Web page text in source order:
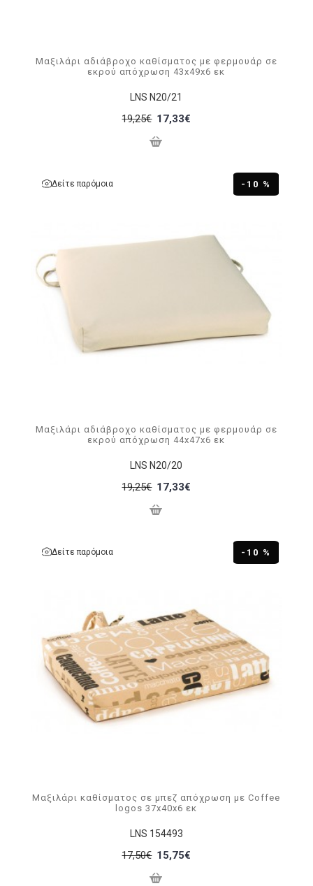
LNS N20/21
Μαξιλάρι αδιάβροχο καθίσματος με φερμουάρ σε
εκρού απόχρωση 43x49x6 εκ
19,25€ 17,33€
-10 %
Δείτε παρόμοια
LNS N20/20
Μαξιλάρι αδιάβροχο καθίσματος με φερμουάρ σε
εκρού απόχρωση 44x47x6 εκ
19,25€ 17,33€
-10 %
Δείτε παρόμοια
LNS 154493
Μαξιλάρι καθίσματος σε μπεζ απόχρωση με Coffee
logos 37x40x6 εκ
17,50€ 15,75€